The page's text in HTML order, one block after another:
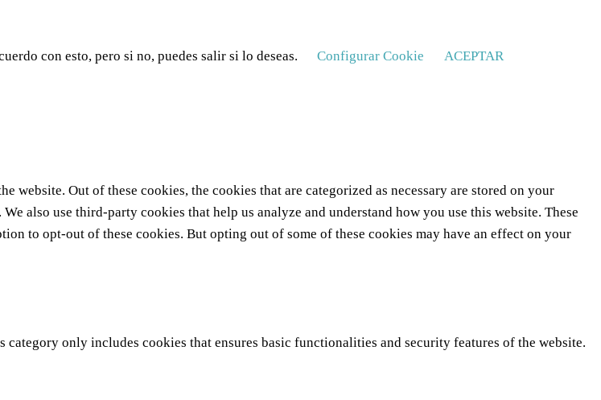
con esto, pero si no, puedes salir si lo deseas. Configurar Cookie ACEPTAR
Out of these cookies, the cookies that are categorized as necessary are stored on your
also use third-party cookies that help us analyze and understand how you use this website. These
to opt-out of these cookies. But opting out of some of these cookies may have an effect on your
only includes cookies that ensures basic functionalities and security features of the website.